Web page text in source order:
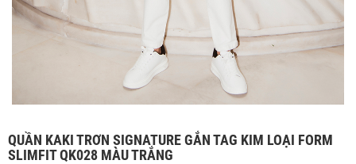
QUẦN KAKI TRƠN SIGNATURE GẮN TAG KIM LOẠI FORM
SLIMFIT QK028 MÀU TRẮNG